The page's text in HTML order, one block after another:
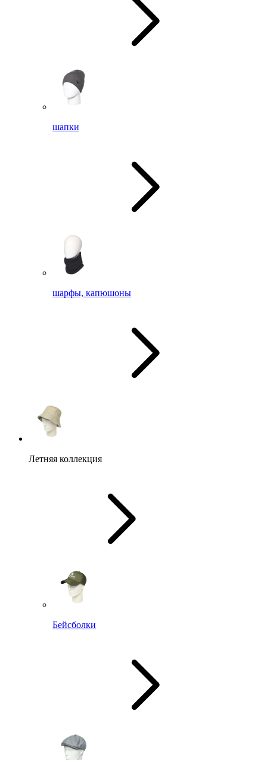
шапки
шарфы, капюшоны
Летняя коллекция
Бейсболки